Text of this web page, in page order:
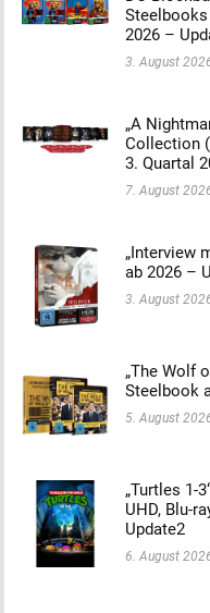
Steelbooks
2026 –
3. August
„A
Collection
3. Quartal
7. August
„Interview
ab 2026 –
3. August
„The Wolf
Steelbook
5. August
„Turtles 1-
UHD, Blu-
Update2
6. August